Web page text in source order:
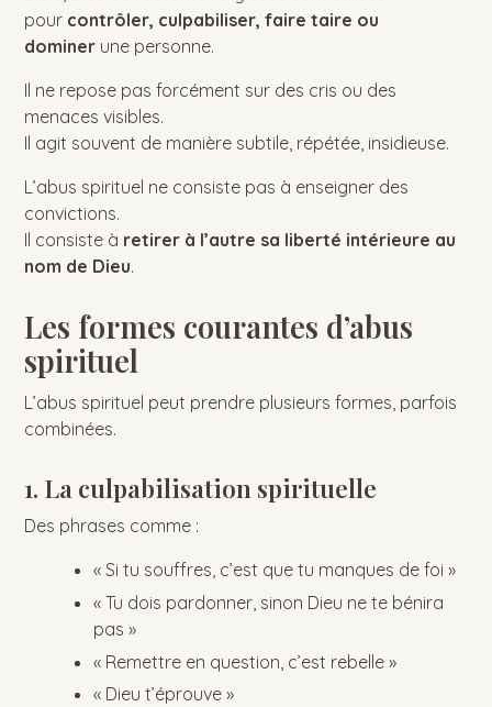
pour contrôler, culpabiliser, faire taire ou
dominer une personne.
Il ne repose pas forcément sur des cris ou des
menaces visibles.
Il agit souvent de manière subtile, répétée, insidieuse.
L’abus spirituel ne consiste pas à enseigner des
convictions.
Il consiste à retirer à l’autre sa liberté intérieure au
nom de Dieu.
Les formes courantes d’abus
spirituel
L’abus spirituel peut prendre plusieurs formes, parfois
combinées.
1. La culpabilisation spirituelle
Des phrases comme :
« Si tu souffres, c’est que tu manques de foi »
« Tu dois pardonner, sinon Dieu ne te bénira
pas »
« Remettre en question, c’est rebelle »
« Dieu t’éprouve »